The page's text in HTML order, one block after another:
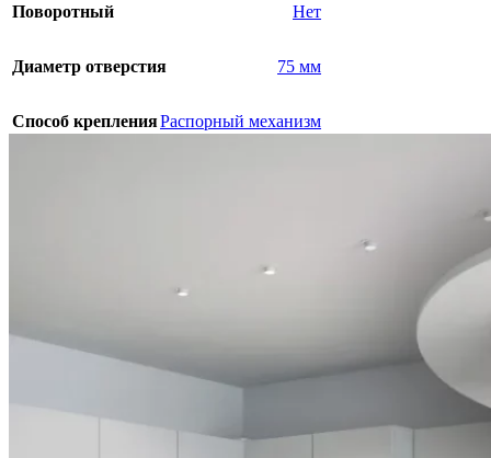
Поворотный Нет
Диаметр отверстия 75 мм
Способ крепленияРаспорный механизм